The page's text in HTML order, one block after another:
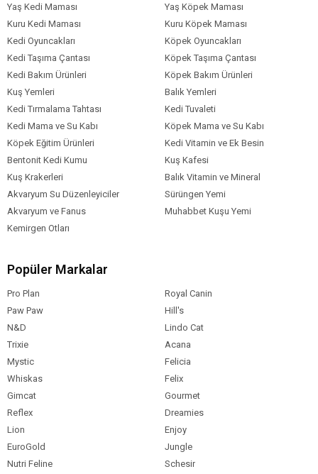
Yaş Kedi Maması
Yaş Köpek Maması
Kuru Kedi Maması
Kuru Köpek Maması
Kedi Oyuncakları
Köpek Oyuncakları
Kedi Taşıma Çantası
Köpek Taşıma Çantası
Kedi Bakım Ürünleri
Köpek Bakım Ürünleri
Kuş Yemleri
Balık Yemleri
Kedi Tırmalama Tahtası
Kedi Tuvaleti
Kedi Mama ve Su Kabı
Köpek Mama ve Su Kabı
Köpek Eğitim Ürünleri
Kedi Vitamin ve Ek Besin
Bentonit Kedi Kumu
Kuş Kafesi
Kuş Krakerleri
Balık Vitamin ve Mineral
Akvaryum Su Düzenleyiciler
Sürüngen Yemi
Akvaryum ve Fanus
Muhabbet Kuşu Yemi
Kemirgen Otları
Popüler Markalar
Pro Plan
Royal Canin
Paw Paw
Hill's
N&D
Lindo Cat
Trixie
Acana
Mystic
Felicia
Whiskas
Felix
Gimcat
Gourmet
Reflex
Dreamies
Lion
Enjoy
EuroGold
Jungle
Nutri Feline
Schesir